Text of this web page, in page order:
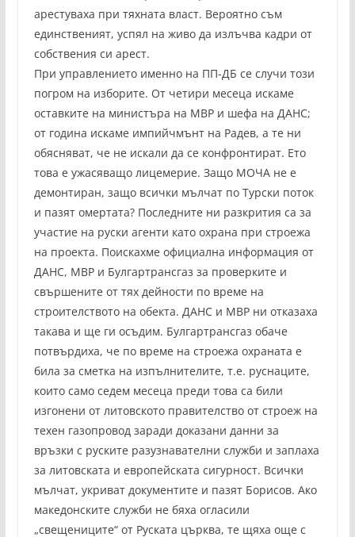
арестуваха при тяхната власт. Вероятно съм
единственият, успял на живо да излъчва кадри от
собствения си арест.
При управлението именно на ПП-ДБ се случи този
погром на изборите. От четири месеца искаме
оставките на министъра на МВР и шефа на ДАНС;
от година искаме импийчмънт на Радев, а те ни
обясняват, че не искали да се конфронтират. Ето
това е ужасяващо лицемерие. Защо МОЧА не е
демонтиран, защо всички мълчат по Турски поток
и пазят омертата? Последните ни разкрития са за
участие на руски агенти като охрана при строежа
на проекта. Поискахме официална информация от
ДАНС, МВР и Булгартрансгаз за проверките и
свършените от тях дейности по време на
строителството на обекта. ДАНС и МВР ни отказаха
такава и ще ги осъдим. Булгартрансгаз обаче
потвърдиха, че по време на строежа охраната е
била за сметка на изпълнителите, т.е. руснаците,
които само седем месеца преди това са били
изгонени от литовското правителство от строеж на
техен газопровод заради доказани данни за
връзки с руските разузнавателни служби и заплаха
за литовската и европейската сигурност. Всички
мълчат, укриват документите и пазят Борисов. Ако
македонските служби не бяха огласили
„свещениците“ от Руската църква, те щяха още с